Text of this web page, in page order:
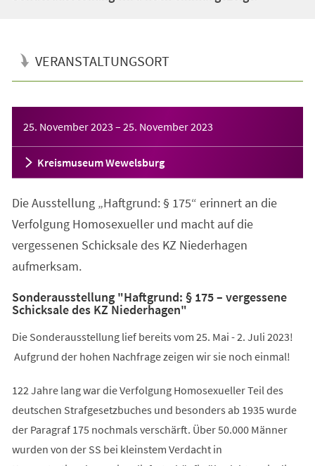
VERANSTALTUNGSORT
25. November 2023 – 25. November 2023
Kreismuseum Wewelsburg
Die Ausstellung „Haftgrund: § 175“ erinnert an die
Verfolgung Homosexueller und macht auf die
vergessenen Schicksale des KZ Niederhagen
aufmerksam.
Sonderausstellung "Haftgrund: § 175 – vergessene
Schicksale des KZ Niederhagen"
Die Sonderausstellung lief bereits vom 25. Mai - 2. Juli 2023!
Aufgrund der hohen Nachfrage zeigen wir sie noch einmal!
122 Jahre lang war die Verfolgung Homosexueller Teil des
deutschen Strafgesetzbuches und besonders ab 1935 wurde
der Paragraf 175 nochmals verschärft. Über 50.000 Männer
wurden von der SS bei kleinstem Verdacht in